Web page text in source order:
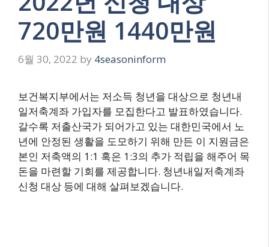
720만원 1440만원
6월 30, 2022 by 4seasoninform
보건복지부에서는 저소득 청년을 대상으로 청년내
일저축계좌 가입자를 모집한다고 발표하였습니다.
갈수록 저출산국가 되어가고 있는 대한민국에서 노
년에 안정된 생활을 도모하기 위해 만든 이 지원금은
본인 저축액의 1:1 혹은 1:3의 추가 적립을 해주어 목
돈을 마련할 기회를 제공합니다. 청년내일저축계좌
신청 대상 등에 대해 살펴보겠습니다.